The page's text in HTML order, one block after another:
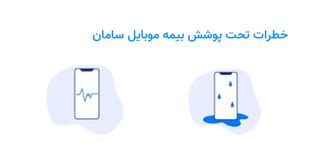
خطرات تحت پوشش بیمه موبایل سامان